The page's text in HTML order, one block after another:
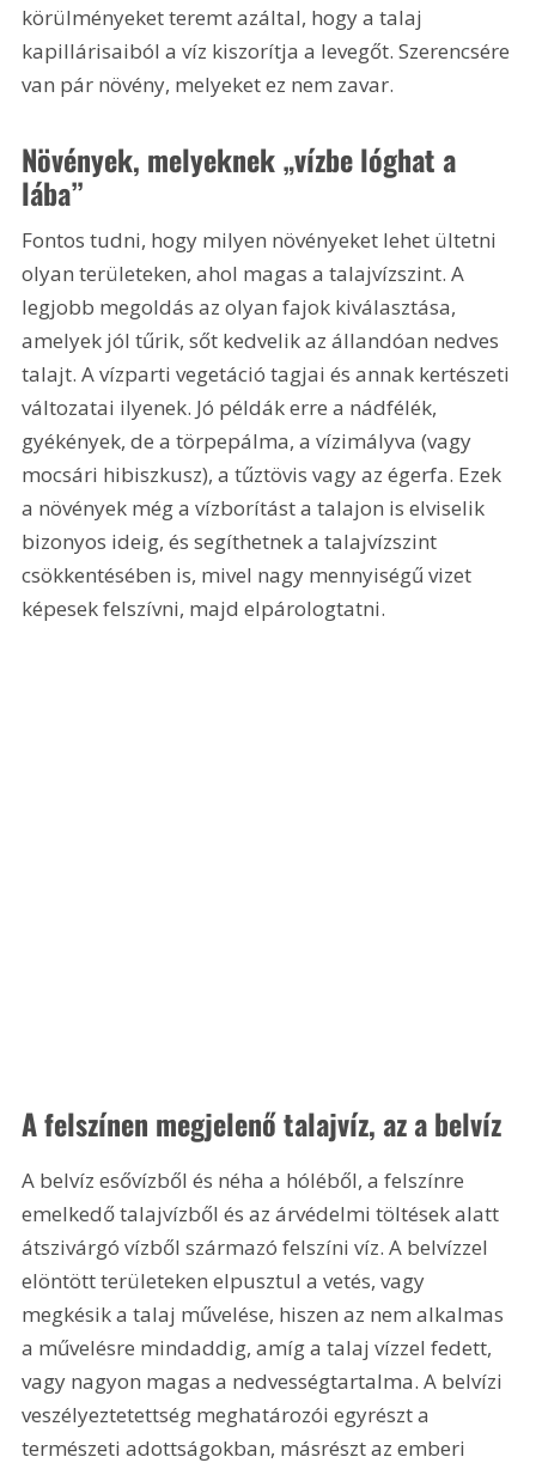
körülményeket teremt azáltal, hogy a talaj
kapillárisaiból a víz kiszorítja a levegőt. Szerencsére
van pár növény, melyeket ez nem zavar.
Növények, melyeknek „vízbe lóghat a
lába”
Fontos tudni, hogy milyen növényeket lehet ültetni
olyan területeken, ahol magas a talajvízszint. A
legjobb megoldás az olyan fajok kiválasztása,
amelyek jól tűrik, sőt kedvelik az állandóan nedves
talajt. A vízparti vegetáció tagjai és annak kertészeti
változatai ilyenek. Jó példák erre a nádfélék,
gyékények, de a törpepálma, a vízimályva (vagy
mocsári hibiszkusz), a tűztövis vagy az égerfa. Ezek
a növények még a vízborítást a talajon is elviselik
bizonyos ideig, és segíthetnek a talajvízszint
csökkentésében is, mivel nagy mennyiségű vizet
képesek felszívni, majd elpárologtatni.
A felszínen megjelenő talajvíz, az a belvíz
A belvíz esővízből és néha a hóléből, a felszínre
emelkedő talajvízből és az árvédelmi töltések alatt
átszivárgó vízből származó felszíni víz. A belvízzel
elöntött területeken elpusztul a vetés, vagy
megkésik a talaj művelése, hiszen az nem alkalmas
a művelésre mindaddig, amíg a talaj vízzel fedett,
vagy nagyon magas a nedvességtartalma. A belvízi
veszélyeztetettség meghatározói egyrészt a
természeti adottságokban, másrészt az emberi